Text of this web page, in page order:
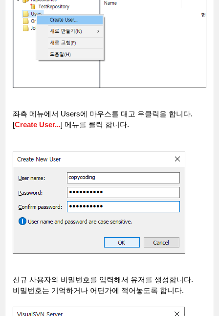
좌측 메뉴에서 Users에 마우스를 대고 우클릭을 합니다.
[Create User...] 메뉴를 클릭 합니다.
신규 사용자와 비밀번호를 입력해서 유저를 생성합니다.
비밀번호는 기억하거나 어딘가에 적어놓도록 합니다.